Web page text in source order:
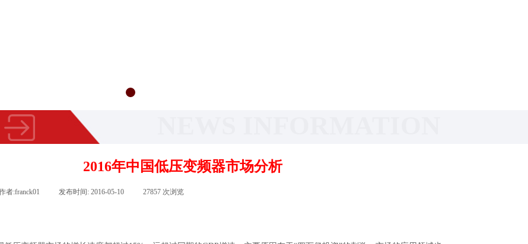
2016年中国低压变频器市场分析
者:franck01 发布时间: 2016-05-10 27857 次浏览